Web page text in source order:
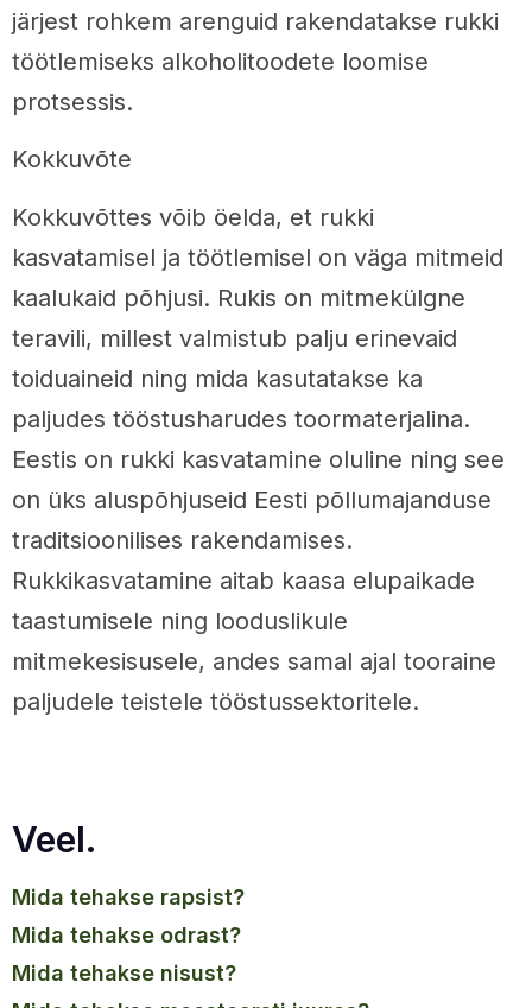
järjest rohkem arenguid rakendatakse rukki
töötlemiseks alkoholitoodete loomise
protsessis.
Kokkuvõte
Kokkuvõttes võib öelda, et rukki
kasvatamisel ja töötlemisel on väga mitmeid
kaalukaid põhjusi. Rukis on mitmekülgne
teravili, millest valmistub palju erinevaid
toiduaineid ning mida kasutatakse ka
paljudes tööstusharudes toormaterjalina.
Eestis on rukki kasvatamine oluline ning see
on üks aluspõhjuseid Eesti põllumajanduse
traditsioonilises rakendamises.
Rukkikasvatamine aitab kaasa elupaikade
taastumisele ning looduslikule
mitmekesisusele, andes samal ajal tooraine
paljudele teistele tööstussektoritele.
Veel.
mida tehakse rapsist?
mida tehakse odrast?
mida tehakse nisust?